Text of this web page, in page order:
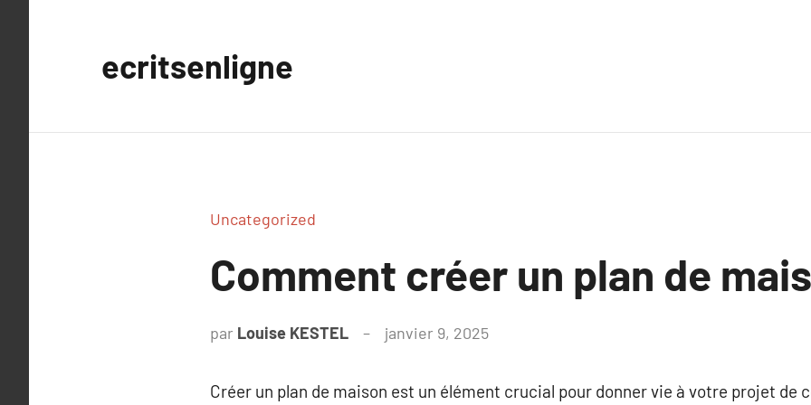
ecritsenligne
Uncategorized
Comment créer un plan de
par Louise KESTEL janvier 9, 2025
Créer un plan de maison est un élément crucial pour donner vie à votre projet de